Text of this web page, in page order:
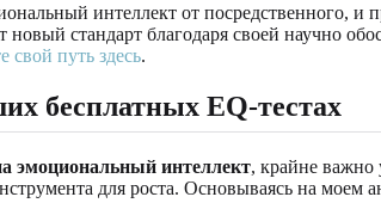
интеллект от посредственного,
новый стандарт благодаря своей научно
свой путь здесь.
бесплатных EQ-тестах
эмоциональный интеллект, крайне важно
для роста. Основываясь на